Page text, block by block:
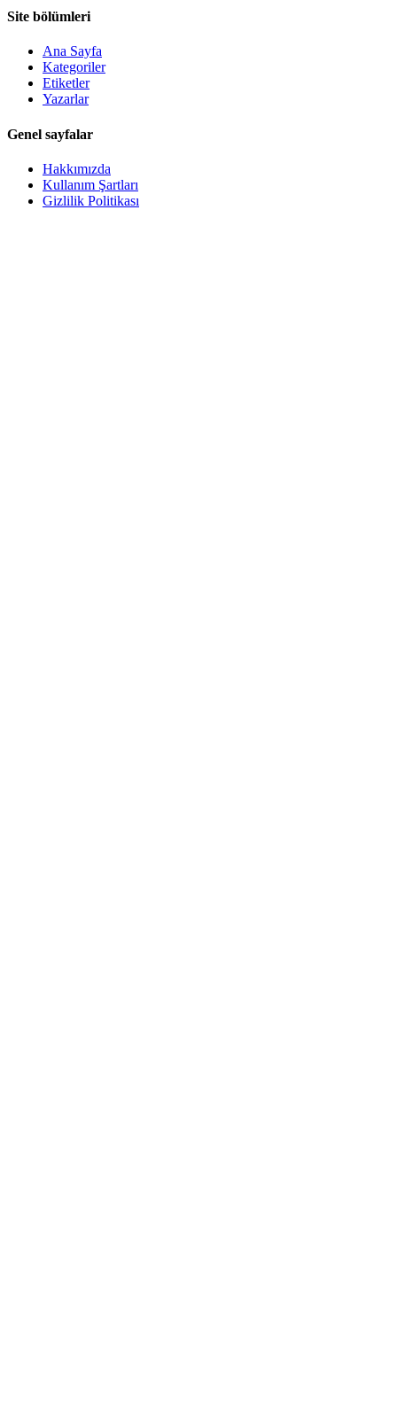
Site bölümleri
Ana Sayfa
Kategoriler
Etiketler
Yazarlar
Genel sayfalar
Hakkımızda
Kullanım Şartları
Gizlilik Politikası